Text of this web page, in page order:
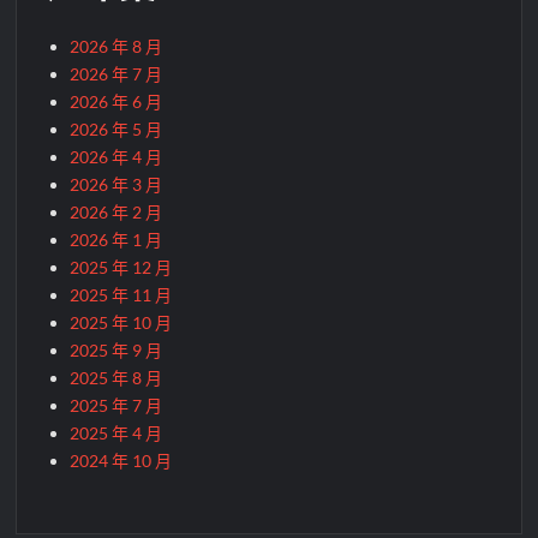
2026 年 8 月
2026 年 7 月
2026 年 6 月
2026 年 5 月
2026 年 4 月
2026 年 3 月
2026 年 2 月
2026 年 1 月
2025 年 12 月
2025 年 11 月
2025 年 10 月
2025 年 9 月
2025 年 8 月
2025 年 7 月
2025 年 4 月
2024 年 10 月